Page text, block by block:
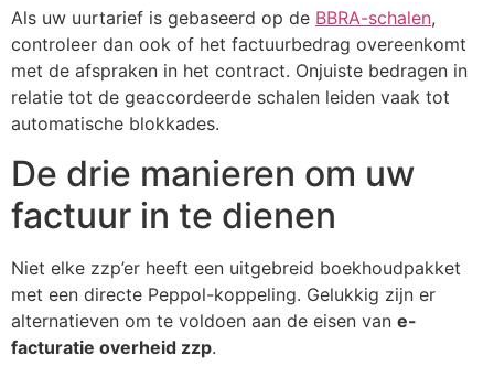
Als uw uurtarief is gebaseerd op de BBRA-schalen,
controleer dan ook of het factuurbedrag overeenkomt
met de afspraken in het contract. Onjuiste bedragen in
relatie tot de geaccordeerde schalen leiden vaak tot
automatische blokkades.
De drie manieren om uw
factuur in te dienen
Niet elke zzp’er heeft een uitgebreid boekhoudpakket
met een directe Peppol-koppeling. Gelukkig zijn er
alternatieven om te voldoen aan de eisen van e-
facturatie overheid zzp.